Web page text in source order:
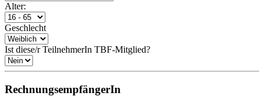
Alter:
Geschlecht
Ist diese/r TeilnehmerIn TBF-Mitglied?
RechnungsempfängerIn